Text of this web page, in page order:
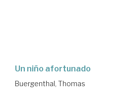
Un niño afortunado
Buergenthal, Thomas